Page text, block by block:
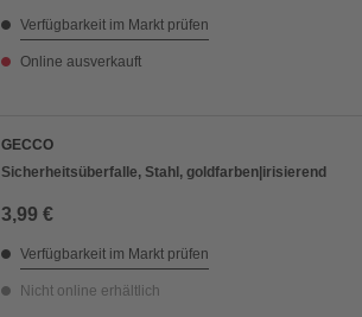
Verfügbarkeit im Markt prüfen
Online ausverkauft
GECCO
Sicherheitsüberfalle, Stahl, goldfarben|irisierend
3,99 €
Verfügbarkeit im Markt prüfen
Nicht online erhältlich